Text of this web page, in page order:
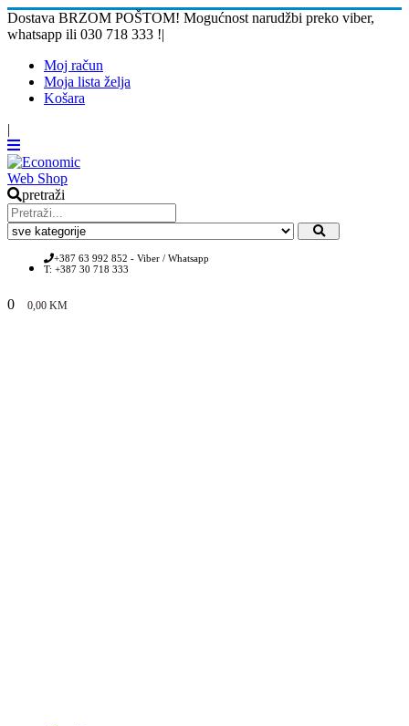
Dostava BRZOM POŠTOM! Mogućnost narudžbi preko viber,
whatsapp ili 030 718 333 !|
Moj račun
Moja lista želja
Košara
|
pretraži
+387 63 992 852 - Viber / Whatsapp
T: +387 30 718 333
0 0,00 KM